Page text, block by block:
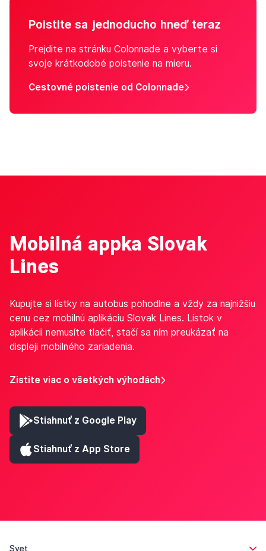
Poistite sa jednoducho hneď teraz
Prejdite na stránku Colonnade a vyberte si
svoje krátkodobé poistenie na mieru.
Cestovné poistenie od Colonnade
Mobilná appka Slovak
Lines
Kupujte si lístky na autobus pohodlne a vždy za najnižšiu
cenu cez mobilnú aplikáciu Slovak Lines. Lístok v
aplikácii nemusíte tlačiť, stačí sa ním preukázať na
displeji mobilného zariadenia.
Zistite viac o všetkých výhodách
Stiahnuť z Google Play
Stiahnuť z App Store
Svet